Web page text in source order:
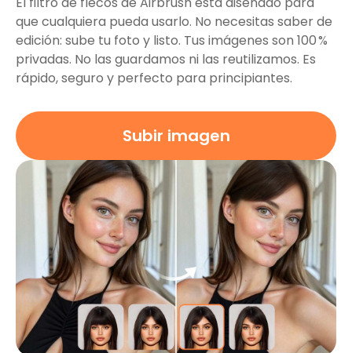
que cualquiera pueda usarlo. No necesitas saber de
edición: sube tu foto y listo. Tus imágenes son 100 %
privadas. No las guardamos ni las reutilizamos. Es
rápido, seguro y perfecto para principiantes.
Subir imagen